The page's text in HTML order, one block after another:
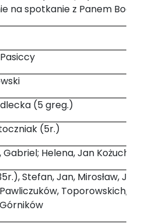
na spotkanie z Panem
(5 greg.)
(5r.)
Gabriel; Helena, Jan Kożuch
Stefan, Jan, Mirosław,
Toporowskich,